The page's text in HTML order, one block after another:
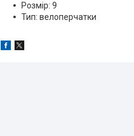
Розмір: 9
Тип: велоперчатки